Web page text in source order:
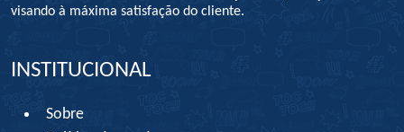
visando à máxima satisfação do cliente.
INSTITUCIONAL
Sobre